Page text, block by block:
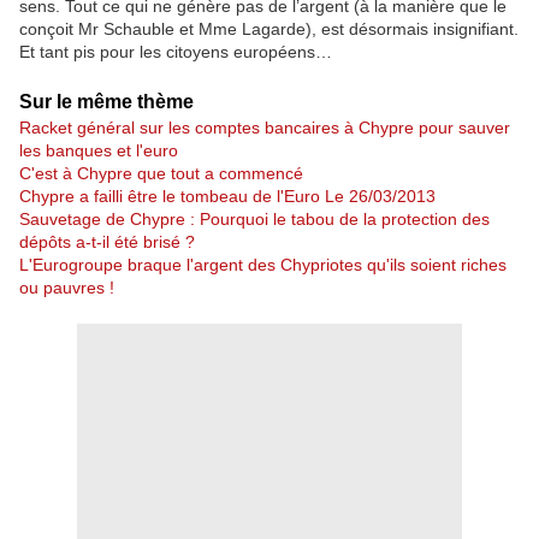
sens. Tout ce qui ne génère pas de l’argent (à la manière que le
conçoit Mr Schauble et Mme Lagarde), est désormais insignifiant.
Et tant pis pour les citoyens européens…
Sur le même thème
Racket général sur les comptes bancaires à Chypre pour sauver
les banques et l'euro
C'est à Chypre que tout a commencé
Chypre a failli être le tombeau de l'Euro Le 26/03/2013
Sauvetage de Chypre : Pourquoi le tabou de la protection des
dépôts a-t-il été brisé ?
L'Eurogroupe braque l'argent des Chypriotes qu'ils soient riches
ou pauvres !